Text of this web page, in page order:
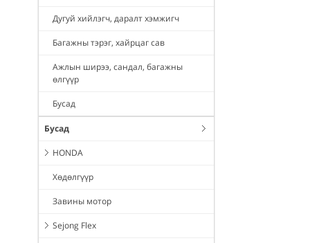
Дугуй хийлэгч, даралт хэмжигч
Багажны тэрэг, хайрцаг сав
Ажлын ширээ, сандал, багажны
өлгүүр
Бусад
Бусад
HONDA
Хөдөлгүүр
Завины мотор
Sejong Flex